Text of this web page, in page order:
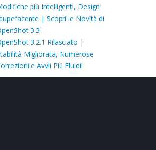
più Intelligenti, Design
| Scopri le Novità di
3.3
3.2.1 Rilasciato |
Migliorata, Numerose
e Avvii Più Fluidi!